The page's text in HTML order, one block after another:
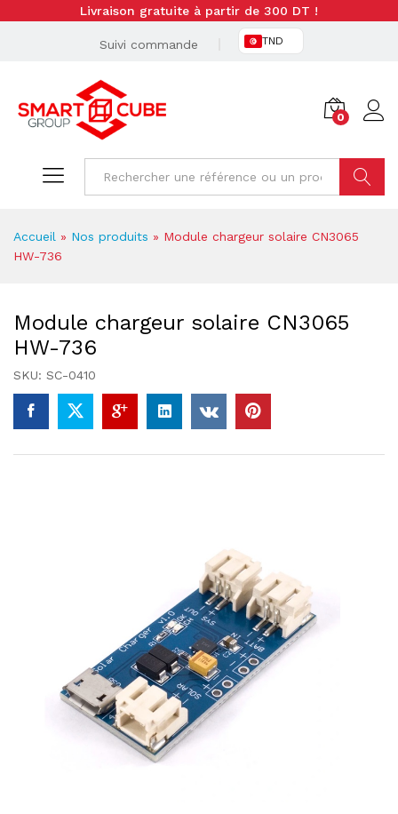
Livraison gratuite à partir de 300 DT !
Suivi commande TND
0
Accueil » Nos produits » Module chargeur solaire CN3065
HW-736
Module chargeur solaire CN3065
HW-736
SKU: SC-0410